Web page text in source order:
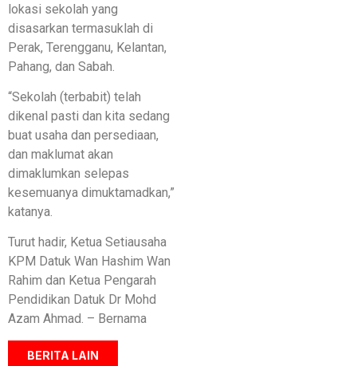
lokasi sekolah yang
disasarkan termasuklah di
Perak, Terengganu, Kelantan,
Pahang, dan Sabah.
“Sekolah (terbabit) telah
dikenal pasti dan kita sedang
buat usaha dan persediaan,
dan maklumat akan
dimaklumkan selepas
kesemuanya dimuktamadkan,”
katanya.
Turut hadir, Ketua Setiausaha
KPM Datuk Wan Hashim Wan
Rahim dan Ketua Pengarah
Pendidikan Datuk Dr Mohd
Azam Ahmad. – Bernama
BERITA LAIN